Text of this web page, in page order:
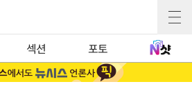
섹션 포토